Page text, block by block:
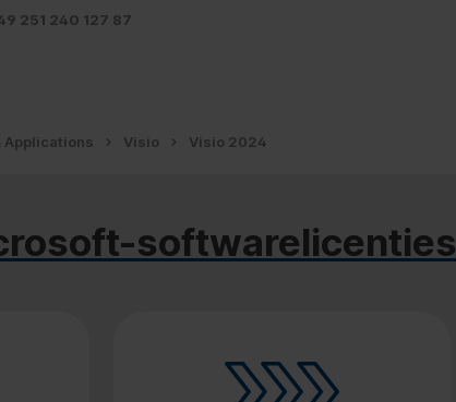
251 240 127 87
Applications Visio Visio 2024
softwarelicenties